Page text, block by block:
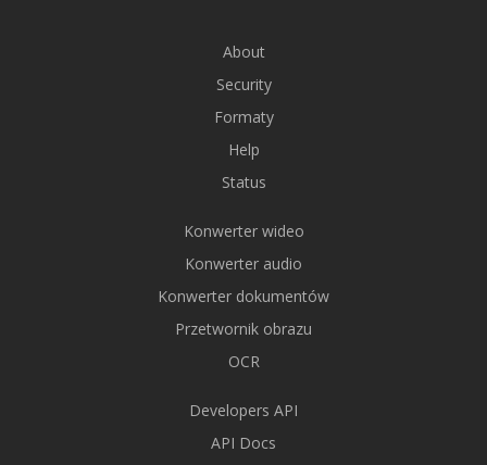
About
Security
Formaty
Help
Status
Konwerter wideo
Konwerter audio
Konwerter dokumentów
Przetwornik obrazu
OCR
Developers API
API Docs